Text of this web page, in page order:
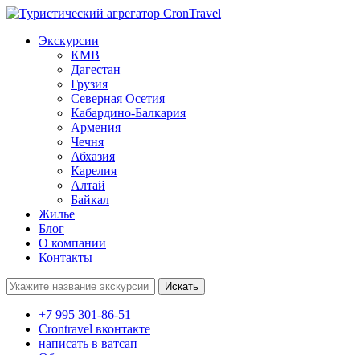
Экскурсии
КМВ
Дагестан
Грузия
Северная Осетия
Кабардино-Балкария
Армения
Чечня
Абхазия
Карелия
Алтай
Байкал
Жилье
Блог
О компании
Контакты
Поиск:
+7 995 301-86-51
Crontravel вконтакте
написать в ватсап